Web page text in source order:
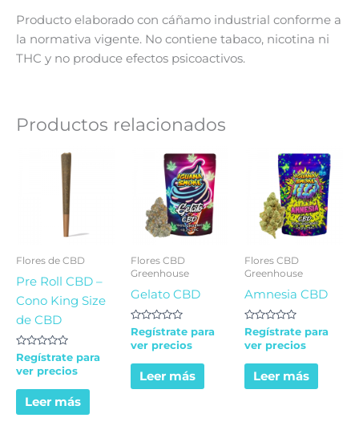
Producto elaborado con cáñamo industrial conforme a
la normativa vigente. No contiene tabaco, nicotina ni
THC y no produce efectos psicoactivos.
Productos relacionados
Flores de CBD
Pre Roll CBD –
Cono King Size
de CBD
Valorado
en
0
5
Regístrate para
ver precios
Leer más
Flores CBD
Greenhouse
Gelato CBD
Valorado
en
0
5
Regístrate para
ver precios
Leer más
Flores CBD
Greenhouse
Amnesia CBD
Valorado
en
0
5
Regístrate para
ver precios
Leer más